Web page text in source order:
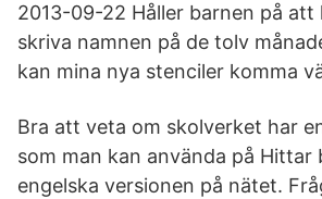
2013-09-22 Håller barnen på att
skriva namnen på de tolv
kan mina nya stenciler komma
Bra att veta om skolverket har
som man kan använda på Hittar
engelska versionen på nätet.